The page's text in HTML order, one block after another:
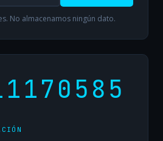
No almacenamos ningún dato.